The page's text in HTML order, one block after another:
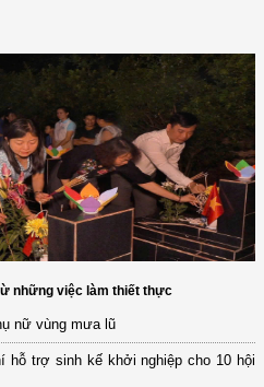
những việc làm thiết thực
nữ vùng mưa lũ
hỗ trợ sinh kế khởi nghiệp cho 10 hội